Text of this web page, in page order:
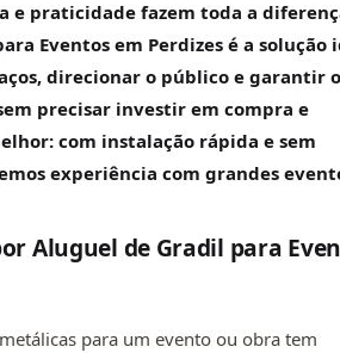
e praticidade fazem toda a
Eventos em Perdizes é a solução
direcionar o público e garantir o
precisar investir em compra e
com instalação rápida e sem
experiência com grandes
Aluguel de Gradil para
para um evento ou obra tem